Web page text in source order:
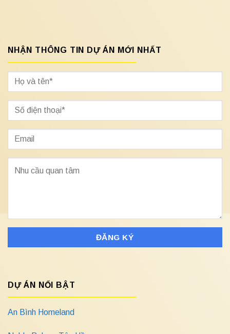
NHẬN THÔNG TIN DỰ ÁN MỚI NHẤT
DỰ ÁN NỔI BẬT
An Bình Homeland